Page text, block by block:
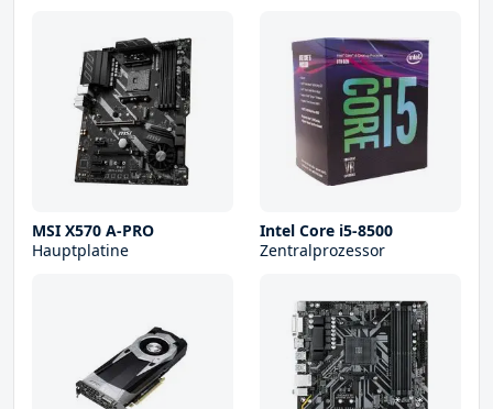
MSI X570 A-PRO
Hauptplatine
Intel Core i5-8500
Zentralprozessor